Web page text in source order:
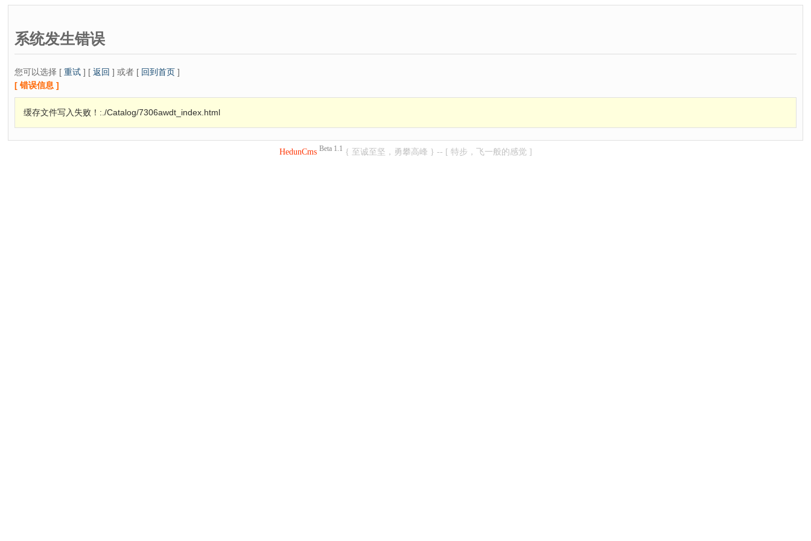
系统发生错误
您可以选择 [ 重试 ] [ 返回 ] 或者 [ 回到首页 ]
[ 错误信息 ]
缓存文件写入失败！:./Catalog/7306awdt_index.html
HedunCms Beta 1.1 { 至诚至坚，勇攀高峰 } -- [ 特步，飞一般的感觉 ]